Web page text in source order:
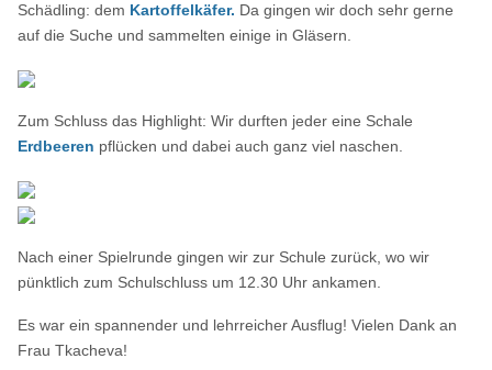
Schädling: dem Kartoffelkäfer. Da gingen wir doch sehr gerne
auf die Suche und sammelten einige in Gläsern.
Zum Schluss das Highlight: Wir durften jeder eine Schale
Erdbeeren pflücken und dabei auch ganz viel naschen.
Nach einer Spielrunde gingen wir zur Schule zurück, wo wir
pünktlich zum Schulschluss um 12.30 Uhr ankamen.
Es war ein spannender und lehrreicher Ausflug! Vielen Dank an
FrauTkacheva!